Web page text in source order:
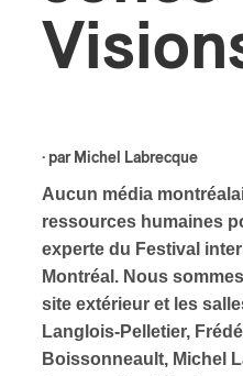
· par Michel Labrecque
Aucun média
ressources humaines
experte du Festival
Montréal. Nous
site extérieur et les
Langlois-Pelletier,
Boissonneault, Michel